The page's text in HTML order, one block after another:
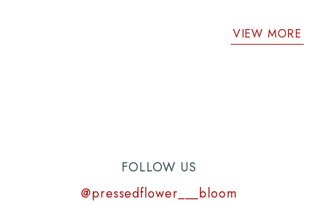
VIEW MORE
FOLLOW US
@pressedflower___bloom